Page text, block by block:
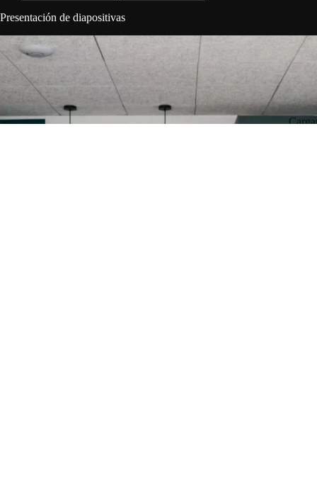
Presentación de diapositivas